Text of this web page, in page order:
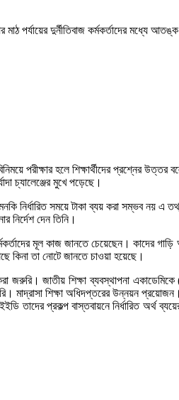
পর্যায়ের দুর্নীতিবাজ কর্মকর্তাদের মধ্যে
পরীক্ষার হলে শিক্ষার্থীদের প্রশ্নের উত্তর
চ্যালেঞ্জের মুখে পড়েছে।
নির্ধারিত সময়ে টাকা ব্যয় করা সম্ভব নয় এ
নির্দেশ দেন তিনি।
মূল কাজ জানতে চেয়েছেন। কাদের
কিনা তা নোটে জানতে চাওয়া হয়েছে।
জরুরি। জাতীয় শিক্ষা ব্যবস্থাপনা
শিক্ষা অধিদপ্তরের উন্নয়ন প্রয়োজন।
তাদের প্রকল্প বাস্তবায়নে নির্ধারিত অর্থ